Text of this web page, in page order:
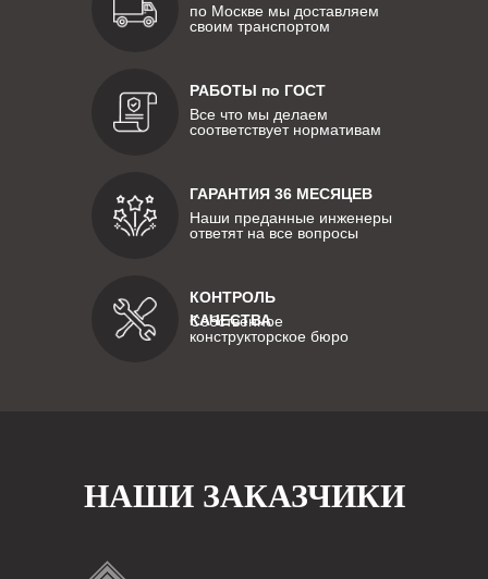
по Москве мы доставляем
своим транспортом
РАБОТЫ по ГОСТ
Все что мы делаем
соответствует нормативам
КОНТРОЛЬ
КАЧЕСТВА
Собственное
конструкторское бюро
ГАРАНТИЯ 36 МЕСЯЦЕВ
Наши преданные инженеры
ответят на все вопросы
НАШИ ЗАКАЗЧИКИ